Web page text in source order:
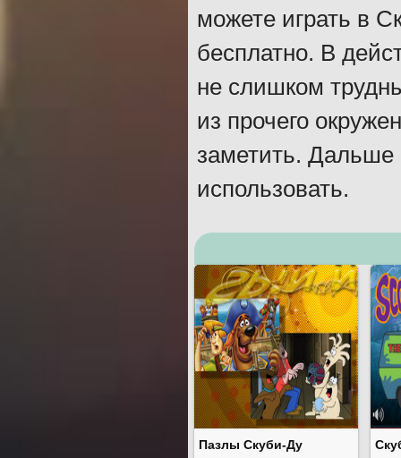
можете играть в
бесплатно. В
не слишком
из прочего
заметить. Дальше
использовать.
Пазлы Скуби-Ду